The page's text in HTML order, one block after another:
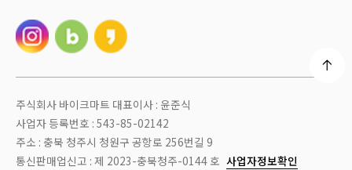
주식회사 바이크마트 대표이사 : 윤준식
사업자 등록번호 : 543-85-02142
주소 : 충북 청주시 청원구 공항로 256번길 9
통신판매업신고 : 제 2023-충북청주-0144 호 사업자정보확인